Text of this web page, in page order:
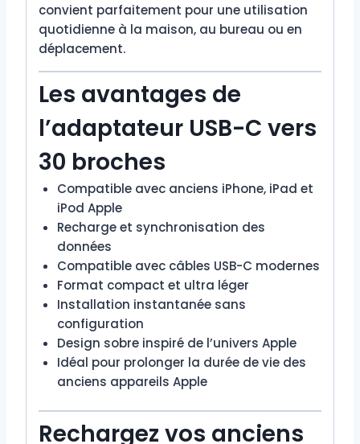
convient parfaitement pour une utilisation
quotidienne à la maison, au bureau ou en
déplacement.
Les avantages de
l’adaptateur USB-C vers
30 broches
Compatible avec anciens iPhone, iPad et
iPod Apple
Recharge et synchronisation des
données
Compatible avec câbles USB-C modernes
Format compact et ultra léger
Installation instantanée sans
configuration
Design sobre inspiré de l’univers Apple
Idéal pour prolonger la durée de vie des
anciens appareils Apple
Rechargez vos anciens